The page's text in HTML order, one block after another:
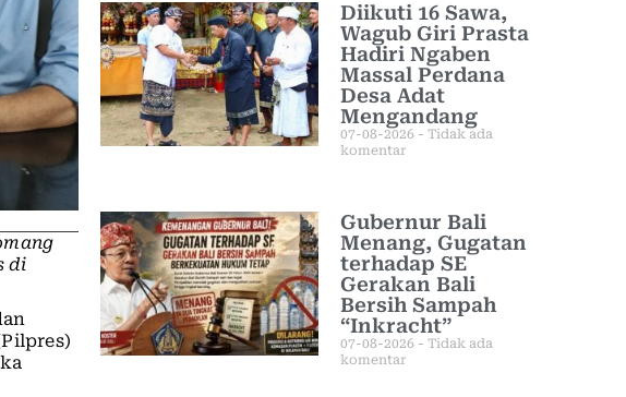
di
Diikuti 16 Sawa,
Wagub Giri Prasta
Hadiri Ngaben
Massal Perdana
Desa Adat
Mengandang
07-08-2026
Tidak ada
komentar
Gubernur Bali
Menang, Gugatan
terhadap SE
Gerakan Bali
Bersih Sampah
“Inkracht”
07-08-2026
Tidak ada
komentar